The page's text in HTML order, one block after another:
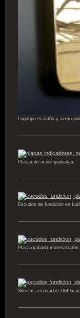
Logotipo en latón y acero
Placas de acero grabadas
Escudos de fundición en
Placa grabada material latón
Siluetas recortadas DM